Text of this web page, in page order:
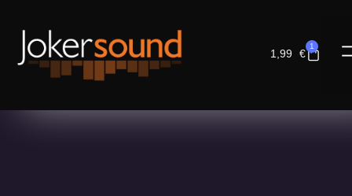
1,99 €
1